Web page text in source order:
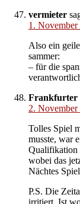
vermieter
1.
Also ein
sammer:
– für die
Frankfurter
2.
Tolles Spiel
musste, war
Qualifikation
wobei das
Nächtes
P.S. Die
irritiert. Ist